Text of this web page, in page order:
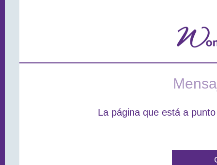
La página que está a